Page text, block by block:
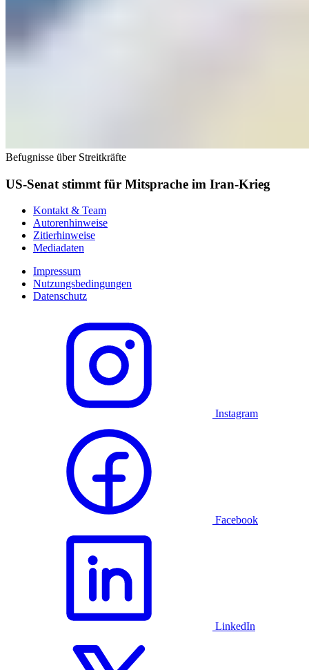
Befugnisse über Streitkräfte
US-Senat stimmt für Mitsprache im Iran-Krieg
Kontakt & Team
Autorenhinweise
Zitierhinweise
Mediadaten
Impressum
Nutzungsbedingungen
Datenschutz
Instagram
Facebook
LinkedIn